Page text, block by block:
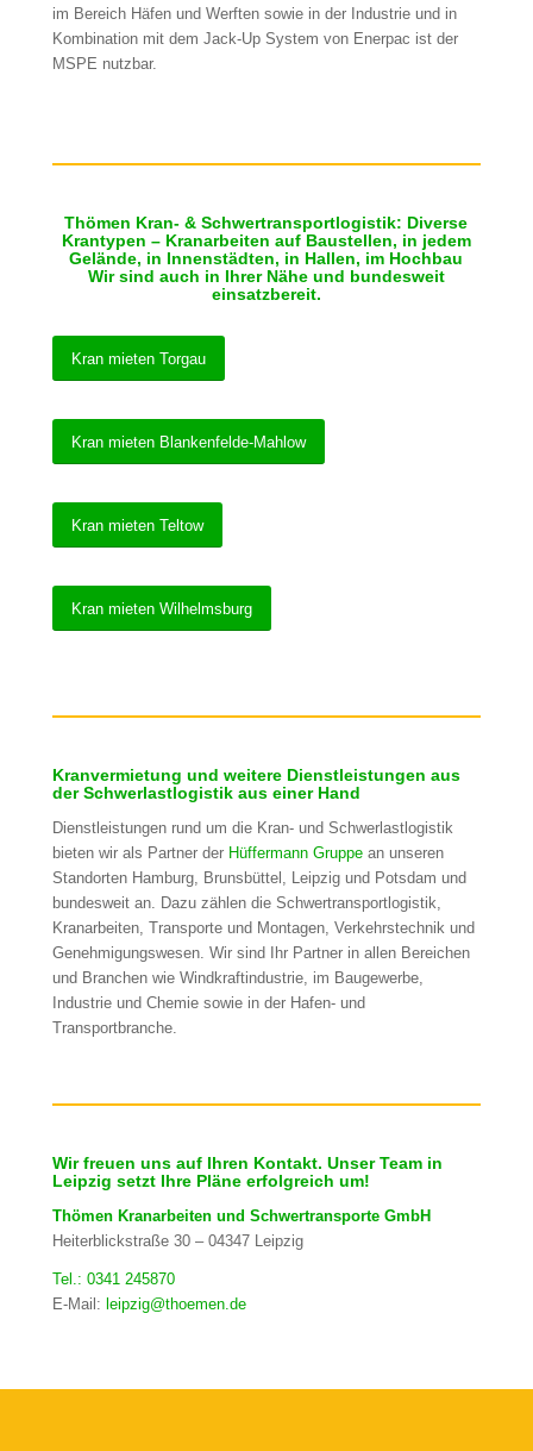
im Bereich Häfen und Werften sowie in der Industrie und in
Kombination mit dem Jack-Up System von Enerpac ist der
MSPE nutzbar.
Thömen Kran- & Schwertransportlogistik: Diverse
Krantypen – Kranarbeiten auf Baustellen, in jedem
Gelände, in Innenstädten, in Hallen, im Hochbau
Wir sind auch in Ihrer Nähe und bundesweit
einsatzbereit.
Kran mieten Torgau
Kran mieten Blankenfelde-Mahlow
Kran mieten Teltow
Kran mieten Wilhelmsburg
Kranvermietung und weitere Dienstleistungen aus
der Schwerlastlogistik aus einer Hand
Dienstleistungen rund um die Kran- und Schwerlastlogistik
bieten wir als Partner der Hüffermann Gruppean unseren
Standorten Hamburg, Brunsbüttel, Leipzig und Potsdam und
bundesweit an. Dazu zählen die Schwertransportlogistik,
Kranarbeiten, Transporte und Montagen, Verkehrstechnik und
Genehmigungswesen. Wir sind Ihr Partner in allen Bereichen
und Branchen wie Windkraftindustrie, im Baugewerbe,
Industrie und Chemie sowie in der Hafen- und
Transportbranche.
Wir freuen uns auf Ihren Kontakt. Unser Team in
Leipzig setzt Ihre Pläne erfolgreich um!
Thömen Kranarbeiten und Schwertransporte GmbH
Heiterblickstraße 30 – 04347 Leipzig
Tel.: 0341 245870
E-Mail: leipzig@thoemen.de